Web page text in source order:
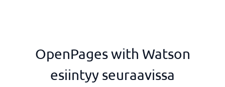
OpenPages with Watson
esiintyy seuraavissa